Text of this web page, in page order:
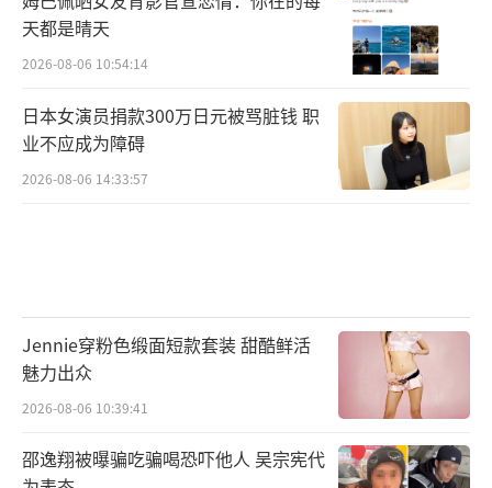
天都是晴天
2026-08-06 10:54:14
日本女演员捐款300万日元被骂脏钱 职
业不应成为障碍
2026-08-06 14:33:57
Jennie穿粉色缎面短款套装 甜酷鲜活
魅力出众
2026-08-06 10:39:41
邵逸翔被曝骗吃骗喝恐吓他人 吴宗宪代